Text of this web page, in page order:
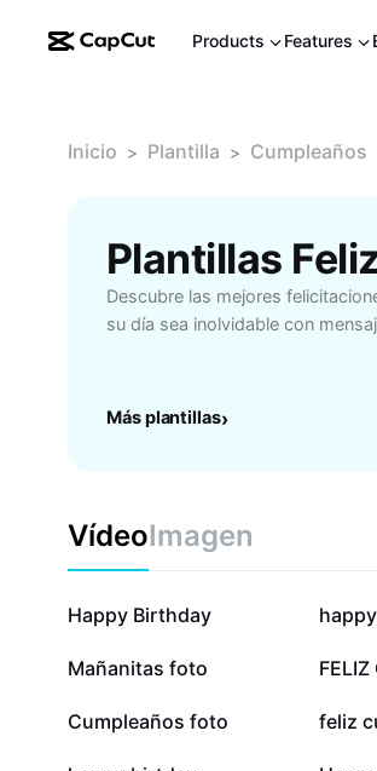
Products Features
Inicio > Plantilla > Cumpleaños
Descubre las mejores
su día sea inolvidable con
Más plantillas›
VídeoImagen
1,3 M
Happy Birthday 463,1
84,6 mil
Mañanitas foto 66,2
FELIZ
28,4 mil
Cumpleaños foto 19,6
feliz